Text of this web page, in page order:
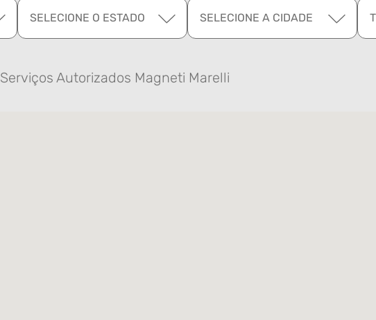
SELECIONE O ESTADO SELECIONE A CIDADE
Serviços Autorizados Magneti Marelli